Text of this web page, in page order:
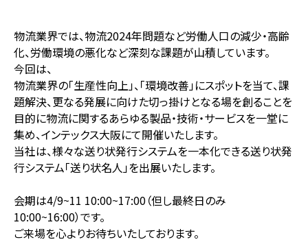
物流業界では、物流2024年問題など労働人口の減少・高齢
化、労働環境の悪化など深刻な課題が山積しています。
今回は、
物流業界の「生産性向上」、「環境改善」にスポットを当て、課
題解決、更なる発展に向けた切っ掛けとなる場を創ることを
目的に物流に関するあらゆる製品・技術・サービスを一堂に
集め、インテックス大阪にて開催いたします。
当社は、様々な送り状発行システムを一本化できる送り状発
行システム「送り状名人」を出展いたします。
会期は4/9~11 10:00~17:00（但し最終日のみ
10:00~16:00）です。
ご来場を心よりお待ちいたしております。